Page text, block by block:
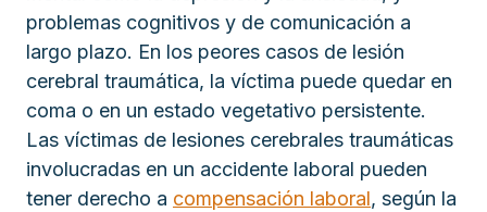
problemas cognitivos y de comunicación a
largo plazo. En los peores casos de lesión
cerebral traumática, la víctima puede quedar en
coma o en un estado vegetativo persistente.
Las víctimas de lesiones cerebrales traumáticas
involucradas en un accidente laboral pueden
tener derecho a compensación laboral, según la